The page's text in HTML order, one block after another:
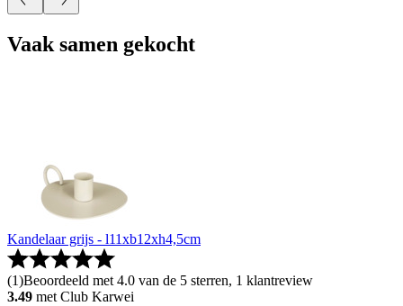
Vaak samen gekocht
Kandelaar grijs - l11xb12xh4,5cm
(1)Beoordeeld met 4.0 van de 5 sterren, 1 klantreview
3.49 met Club Karwei